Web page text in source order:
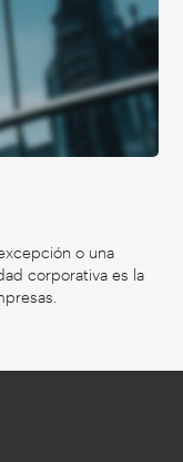
o una
corporativa es la